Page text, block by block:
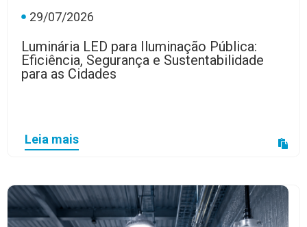
29/07/2026
Luminária LED para Iluminação Pública:
Eficiência, Segurança e Sustentabilidade
para as Cidades
Leia mais